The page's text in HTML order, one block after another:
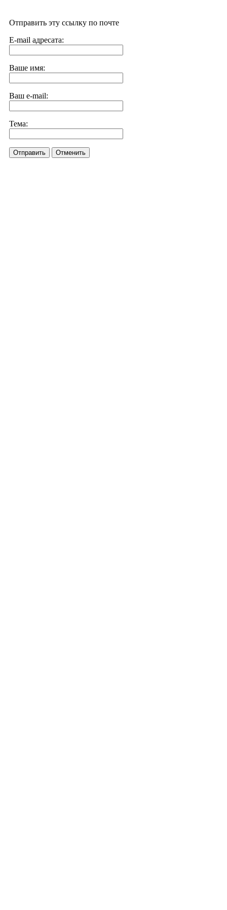
Отправить эту ссылку по почте
E-mail адресата:
Ваше имя:
Ваш e-mail:
Тема:
Отправить Отменить